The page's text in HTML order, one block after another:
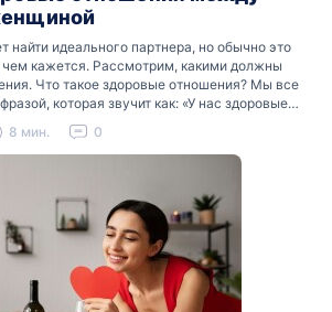
найти идеального партнера, но обычно это
кажется. Рассмотрим, какими должны
Что такое здоровые отношения? Мы все
которая звучит как: «У нас здоровые
подразумевается…
8 мин. 0